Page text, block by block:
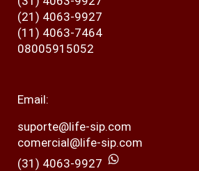
(21) 4063-9927
(11) 4063-7464
08005915052
Email:
suporte@life-sip.com
comercial@life-sip.com
(31) 4063-9927